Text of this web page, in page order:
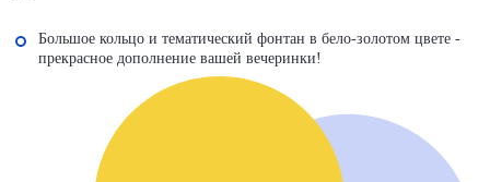
Большое кольцо и тематический фонтан в бело-золотом цвете -
прекрасное дополнение вашей вечеринки!